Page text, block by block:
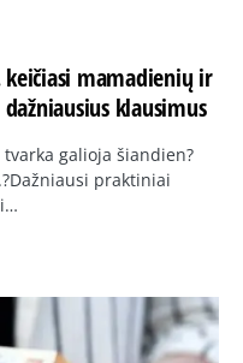
mamadienių ir
klausimus
galioja šiandien?
praktiniai